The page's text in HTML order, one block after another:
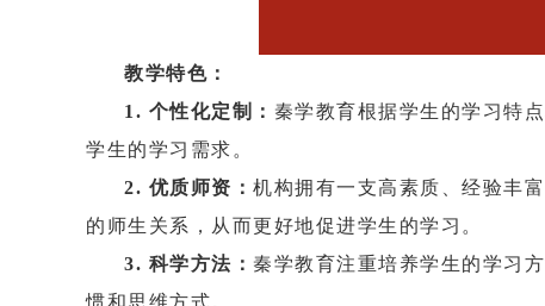
教学特色：
1. 个性化定制： 秦学教育根据学生的学习特
学生的学习需求。
2. 优质师资： 机构拥有一支高素质、经验丰
的师生关系，从而更好地促进学生的学习。
3. 科学方法： 秦学教育注重培养学生的学习
惯和思维方式。